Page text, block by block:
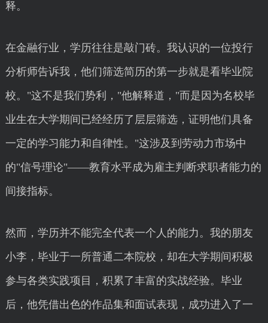
释。
在金融行业，学历往往是敲门砖。我认识的一位投行
分析师告诉我，他们筛选简历的第一步就是看毕业院
校。"这不是我们势利，"他解释道，"而是因为名校毕
业生在大学期间已经经历了层层筛选，证明他们具备
一定的学习能力和自律性。"这涉及到劳动力市场中
的"信号理论"——教育水平成为雇主判断求职者能力的
间接指标。
然而，学历并不能完全代表一个人的能力。我的朋友
小李，毕业于一所普通二本院校，却在大学期间积极
参与各类实践项目，积累了丰富的实战经验。毕业
后，他凭借出色的作品集和面试表现，成功进入了一